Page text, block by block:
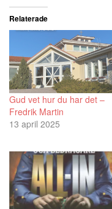
Relaterade
Gud vet hur du har det –
Fredrik Martin
13 april 2025